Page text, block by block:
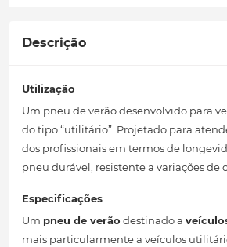
Descrição
Utilização
Um pneu de verão desenvolvido para
do tipo “utilitário”. Projetado para
dos profissionais em termos de
pneu durável, resistente a variações de
Especificações
Um pneu de verão destinado a
mais particularmente a veículos